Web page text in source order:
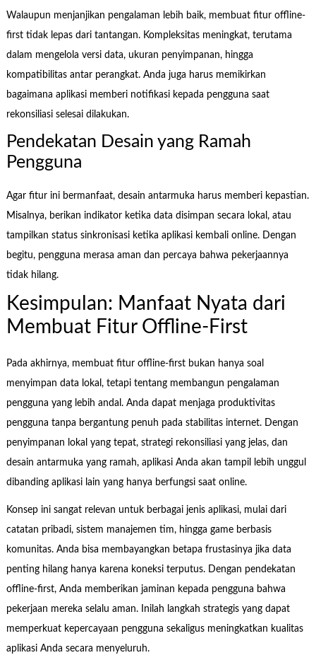
Walaupun menjanjikan pengalaman lebih baik, membuat fitur offline-
first tidak lepas dari tantangan. Kompleksitas meningkat, terutama
dalam mengelola versi data, ukuran penyimpanan, hingga
kompatibilitas antar perangkat. Anda juga harus memikirkan
bagaimana aplikasi memberi notifikasi kepada pengguna saat
rekonsiliasi selesai dilakukan.
Pendekatan Desain yang Ramah
Pengguna
Agar fitur ini bermanfaat, desain antarmuka harus memberi kepastian.
Misalnya, berikan indikator ketika data disimpan secara lokal, atau
tampilkan status sinkronisasi ketika aplikasi kembali online. Dengan
begitu, pengguna merasa aman dan percaya bahwa pekerjaannya
tidak hilang.
Kesimpulan: Manfaat Nyata dari
Membuat Fitur Offline-First
Pada akhirnya, membuat fitur offline-first bukan hanya soal
menyimpan data lokal, tetapi tentang membangun pengalaman
pengguna yang lebih andal. Anda dapat menjaga produktivitas
pengguna tanpa bergantung penuh pada stabilitas internet. Dengan
penyimpanan lokal yang tepat, strategi rekonsiliasi yang jelas, dan
desain antarmuka yang ramah, aplikasi Anda akan tampil lebih unggul
dibanding aplikasi lain yang hanya berfungsi saat online.
Konsep ini sangat relevan untuk berbagai jenis aplikasi, mulai dari
catatan pribadi, sistem manajemen tim, hingga game berbasis
komunitas. Anda bisa membayangkan betapa frustasinya jika data
penting hilang hanya karena koneksi terputus. Dengan pendekatan
offline-first, Anda memberikan jaminan kepada pengguna bahwa
pekerjaan mereka selalu aman. Inilah langkah strategis yang dapat
memperkuat kepercayaan pengguna sekaligus meningkatkan kualitas
aplikasi Anda secara menyeluruh.